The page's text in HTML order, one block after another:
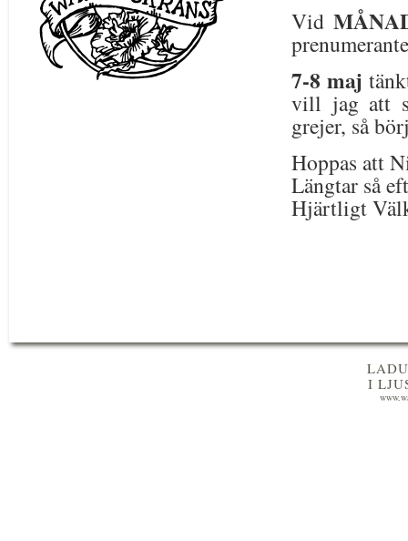
Vid
7-8 maj
vill jag att
grejer, så
Hoppas att
Längtar så
Hjärtligt
I